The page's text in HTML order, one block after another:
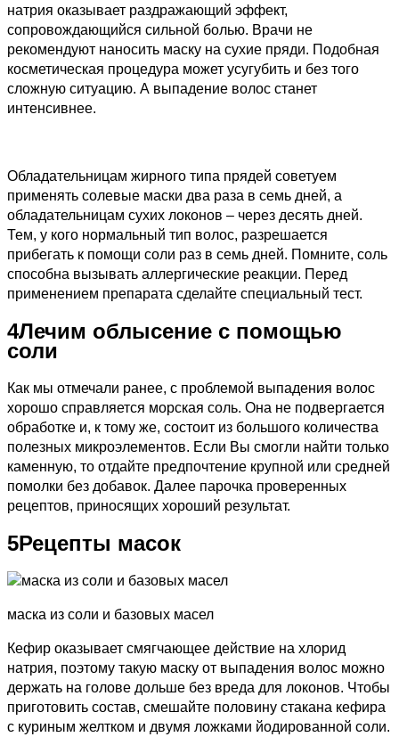
натрия оказывает раздражающий эффект,
сопровождающийся сильной болью. Врачи не
рекомендуют наносить маску на сухие пряди. Подобная
косметическая процедура может усугубить и без того
сложную ситуацию. А выпадение волос станет
интенсивнее.
Обладательницам жирного типа прядей советуем
применять солевые маски два раза в семь дней, а
обладательницам сухих локонов – через десять дней.
Тем, у кого нормальный тип волос, разрешается
прибегать к помощи соли раз в семь дней. Помните, соль
способна вызывать аллергические реакции. Перед
применением препарата сделайте специальный тест.
4Лечим облысение с помощью
соли
Как мы отмечали ранее, с проблемой выпадения волос
хорошо справляется морская соль. Она не подвергается
обработке и, к тому же, состоит из большого количества
полезных микроэлементов. Если Вы смогли найти только
каменную, то отдайте предпочтение крупной или средней
помолки без добавок. Далее парочка проверенных
рецептов, приносящих хороший результат.
5Рецепты масок
маска из соли и базовых масел
Кефир оказывает смягчающее действие на хлорид
натрия, поэтому такую маску от выпадения волос можно
держать на голове дольше без вреда для локонов. Чтобы
приготовить состав, смешайте половину стакана кефира
с куриным желтком и двумя ложками йодированной соли.